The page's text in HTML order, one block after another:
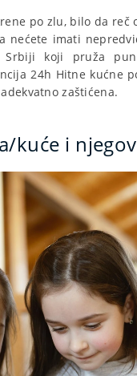
po zlu, bilo da
nećete imati
Srbiji koji pruža
24h Hitne kućne
zaštićena.
kuće i